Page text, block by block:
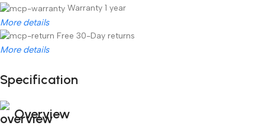
Warranty 1 year
More details
Free 30-Day returns
More details
Unbeatable offers
Specification
Overview